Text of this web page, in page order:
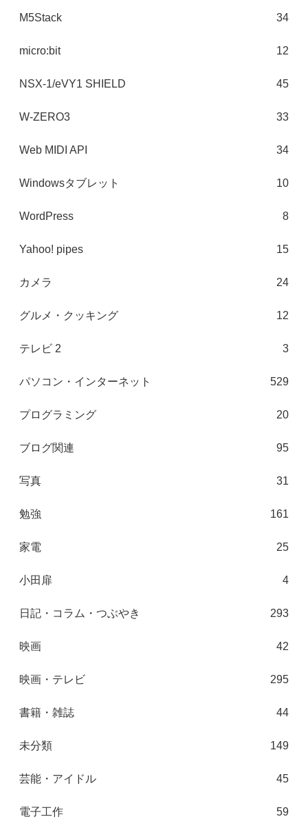
M5Stack 34
micro:bit 12
NSX-1/eVY1 SHIELD 45
W-ZERO3 33
Web MIDI API 34
Windowsタブレット 10
WordPress 8
Yahoo! pipes 15
カメラ 24
グルメ・クッキング 12
テレビ 2 3
パソコン・インターネット 529
プログラミング 20
ブログ関連 95
写真 31
勉強 161
家電 25
小田扉 4
日記・コラム・つぶやき 293
映画 42
映画・テレビ 295
書籍・雑誌 44
未分類 149
芸能・アイドル 45
電子工作 59